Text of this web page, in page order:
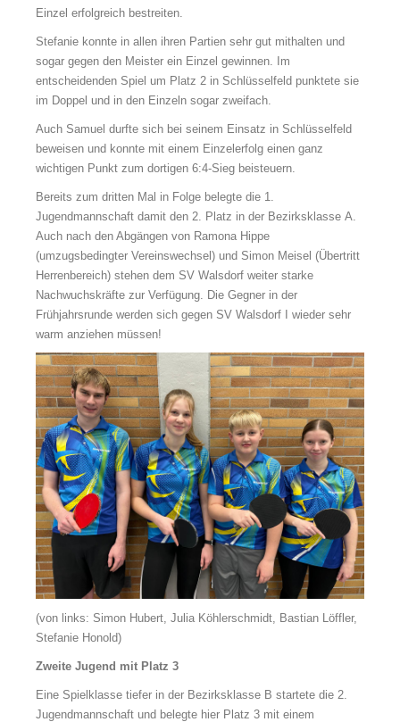
Einzel erfolgreich bestreiten.
Stefanie konnte in allen ihren Partien sehr gut mithalten und
sogar gegen den Meister ein Einzel gewinnen. Im
entscheidenden Spiel um Platz 2 in Schlüsselfeld punktete sie
im Doppel und in den Einzeln sogar zweifach.
Auch Samuel durfte sich bei seinem Einsatz in Schlüsselfeld
beweisen und konnte mit einem Einzelerfolg einen ganz
wichtigen Punkt zum dortigen 6:4-Sieg beisteuern.
Bereits zum dritten Mal in Folge belegte die 1.
Jugendmannschaft damit den 2. Platz in der Bezirksklasse A.
Auch nach den Abgängen von Ramona Hippe
(umzugsbedingter Vereinswechsel) und Simon Meisel (Übertritt
Herrenbereich) stehen dem SV Walsdorf weiter starke
Nachwuchskräfte zur Verfügung. Die Gegner in der
Frühjahrsrunde werden sich gegen SV Walsdorf I wieder sehr
warm anziehen müssen!
(von links: Simon Hubert, Julia Köhlerschmidt, Bastian Löffler,
Stefanie Honold)
Zweite Jugend mit Platz 3
Eine Spielklasse tiefer in der Bezirksklasse B startete die 2.
Jugendmannschaft und belegte hier Platz 3 mit einem